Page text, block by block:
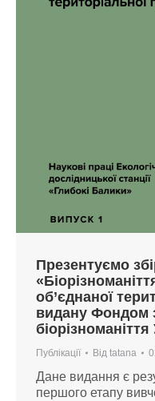
Презентуємо
об’єднаної
видану Фондом
біорізноманіття
Публікації Від tatana
Дане видання є
першого етапу